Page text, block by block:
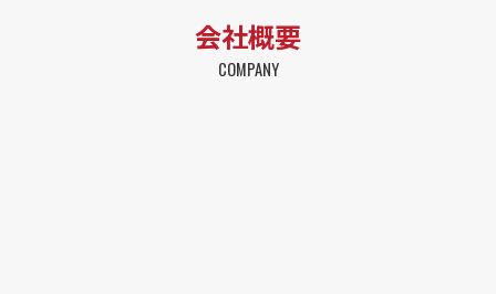
会社概要
COMPANY